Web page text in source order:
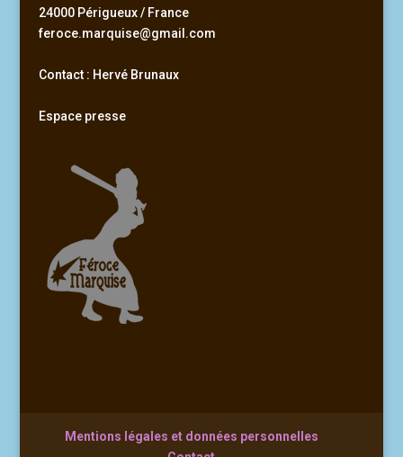
24000 Périgueux / France
feroce.marquise@gmail.com
Contact : Hervé Brunaux
Espace presse
Mentions légales et données personnelles